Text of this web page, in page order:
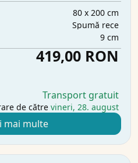
80 x 200 cm
Spumă rece
9 cm
419,00 RON
Transport gratuit
de către vineri, 28. august
multe